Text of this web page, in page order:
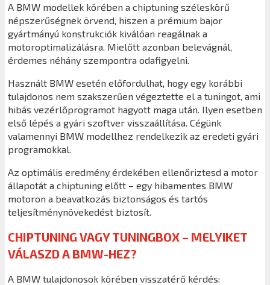
A BMW modellek körében a chiptuning széleskörű
népszerűségnek örvend, hiszen a prémium bajor
gyártmányú konstrukciók kiválóan reagálnak a
motoroptimalizálásra. Mielőtt azonban belevágnál,
érdemes néhány szempontra odafigyelni.
Használt BMW esetén előfordulhat, hogy egy korábbi
tulajdonos nem szakszerűen végeztette el a tuningot, ami
hibás vezérlőprogramot hagyott maga után. Ilyen esetben
első lépés a gyári szoftver visszaállítása. Cégünk
valamennyi BMW modellhez rendelkezik az eredeti gyári
programokkal.
Az optimális eredmény érdekében ellenőriztesd a motor
állapotát a chiptuning előtt – egy hibamentes BMW
motoron a beavatkozás biztonságos és tartós
teljesítménynövekedést biztosít.
CHIPTUNING VAGY TUNINGBOX – MELYIKET
VÁLASZD A BMW-HEZ?
A BMW tulajdonosok körében visszatérő kérdés: